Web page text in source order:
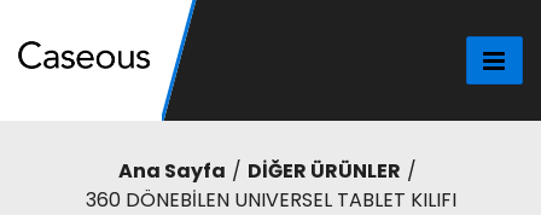
Ana Sayfa
DİĞER ÜRÜNLER
360 DÖNEBİLEN UNIVERSEL TABLET KILIFI